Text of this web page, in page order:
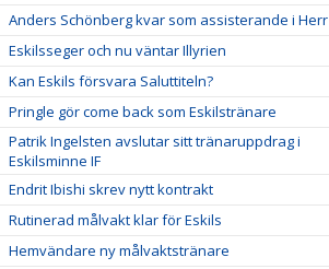
Anders Schönberg kvar som assisterande i Herr
Eskilsseger och nu väntar Illyrien
Kan Eskils försvara Saluttiteln?
Pringle gör come back som Eskilstränare
Patrik Ingelsten avslutar sitt tränaruppdrag i
Eskilsminne IF
Endrit Ibishi skrev nytt kontrakt
Rutinerad målvakt klar för Eskils
Hemvändare ny målvaktstränare